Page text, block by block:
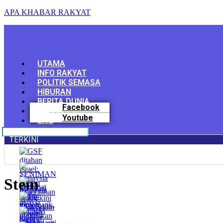
APA KHABAR RAKYAT
Menu
UTAMA
INFO RAKYAT
POLITIK SEMASA
HIBURAN
BERITA DUNIA
SUKAN
LIVE
Facebook
Youtube
TERKINI
Stem